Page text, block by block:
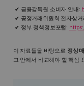
금융감독원 소비자 안내:
공정거래위원회 전자상거
정부 정책정보포털:
이 자료들을 바탕으로 정상
그 안에서 비교해야 할 핵심